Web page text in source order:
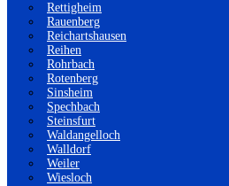
Rettigheim
Rauenberg
Reichartshausen
Reihen
Rohrbach
Rotenberg
Sinsheim
Spechbach
Steinsfurt
Waldangelloch
Walldorf
Weiler
Wiesloch